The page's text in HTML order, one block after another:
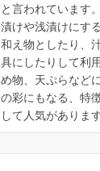
と言われています
漬けや浅漬けにす
和え物としたり、
具にしたりして利
め物、天ぷらなど
の彩にもなる、特
して人気があります